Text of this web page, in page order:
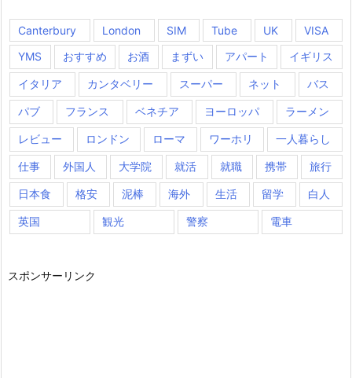
Canterbury London SIM Tube UK
VISA
YMS
おすすめ お酒 まずい アパート イギリス
イタリア カンタベリー スーパー ネット バス
パブ フランス ベネチア ヨーロッパ ラーメン
レビュー ロンドン ローマ ワーホリ 一人暮らし
仕事 外国人 大学院 就活 就職 携帯 旅行
日本食 格安 泥棒 海外 生活 留学 白人
英国 観光 警察 電車
スポンサーリンク